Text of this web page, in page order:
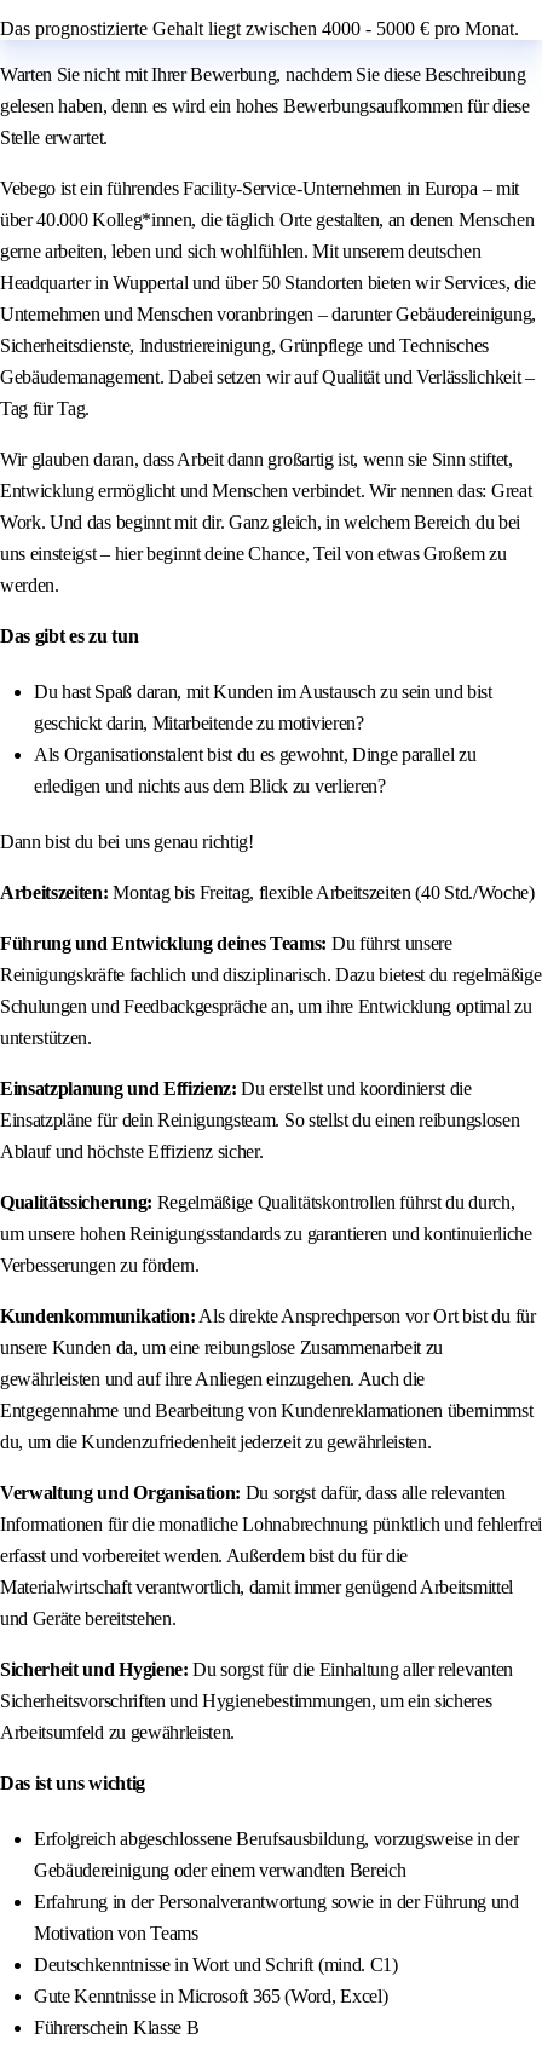
Das prognostizierte Gehalt liegt zwischen 4000 - 5000 € pro Monat.
Warten Sie nicht mit Ihrer Bewerbung, nachdem Sie diese Beschreibung
gelesen haben, denn es wird ein hohes Bewerbungsaufkommen für diese
Stelle erwartet.
Vebego ist ein führendes Facility-Service-Unternehmen in Europa – mit
über 40.000 Kolleg*innen, die täglich Orte gestalten, an denen Menschen
gerne arbeiten, leben und sich wohlfühlen. Mit unserem deutschen
Headquarter in Wuppertal und über 50 Standorten bieten wir Services, die
Unternehmen und Menschen voranbringen – darunter Gebäudereinigung,
Sicherheitsdienste, Industriereinigung, Grünpflege und Technisches
Gebäudemanagement. Dabei setzen wir auf Qualität und Verlässlichkeit –
Tag für Tag.
Wir glauben daran, dass Arbeit dann großartig ist, wenn sie Sinn stiftet,
Entwicklung ermöglicht und Menschen verbindet. Wir nennen das: Great
Work. Und das beginnt mit dir. Ganz gleich, in welchem Bereich du bei
uns einsteigst – hier beginnt deine Chance, Teil von etwas Großem zu
werden.
Das gibt es zu tun
Du hast Spaß daran, mit Kunden im Austausch zu sein und bist
geschickt darin, Mitarbeitende zu motivieren?
Als Organisationstalent bist du es gewohnt, Dinge parallel zu
erledigen und nichts aus dem Blick zu verlieren?
Dann bist du bei uns genau richtig!
Arbeitszeiten: Montag bis Freitag, flexible Arbeitszeiten (40 Std./Woche)
Führung und Entwicklung deines Teams: Du führst unsere
Reinigungskräfte fachlich und disziplinarisch. Dazu bietest du regelmäßige
Schulungen und Feedbackgespräche an, um ihre Entwicklung optimal zu
unterstützen.
Einsatzplanung und Effizienz: Du erstellst und koordinierst die
Einsatzpläne für dein Reinigungsteam. So stellst du einen reibungslosen
Ablauf und höchste Effizienz sicher.
Qualitätssicherung: Regelmäßige Qualitätskontrollen führst du durch,
um unsere hohen Reinigungsstandards zu garantieren und kontinuierliche
Verbesserungen zu fördern.
Kundenkommunikation: Als direkte Ansprechperson vor Ort bist du für
unsere Kunden da, um eine reibungslose Zusammenarbeit zu
gewährleisten und auf ihre Anliegen einzugehen. Auch die
Entgegennahme und Bearbeitung von Kundenreklamationen übernimmst
du, um die Kundenzufriedenheit jederzeit zu gewährleisten.
Verwaltung und Organisation: Du sorgst dafür, dass alle relevanten
Informationen für die monatliche Lohnabrechnung pünktlich und fehlerfrei
erfasst und vorbereitet werden. Außerdem bist du für die
Materialwirtschaft verantwortlich, damit immer genügend Arbeitsmittel
und Geräte bereitstehen.
Sicherheit und Hygiene: Du sorgst für die Einhaltung aller relevanten
Sicherheitsvorschriften und Hygienebestimmungen, um ein sicheres
Arbeitsumfeld zu gewährleisten.
Das ist uns wichtig
Erfolgreich abgeschlossene Berufsausbildung, vorzugsweise in der
Gebäudereinigung oder einem verwandten Bereich
Erfahrung in der Personalverantwortung sowie in der Führung und
Motivation von Teams
Deutschkenntnisse in Wort und Schrift (mind. C1)
Gute Kenntnisse in Microsoft 365 (Word, Excel)
Führerschein Klasse B